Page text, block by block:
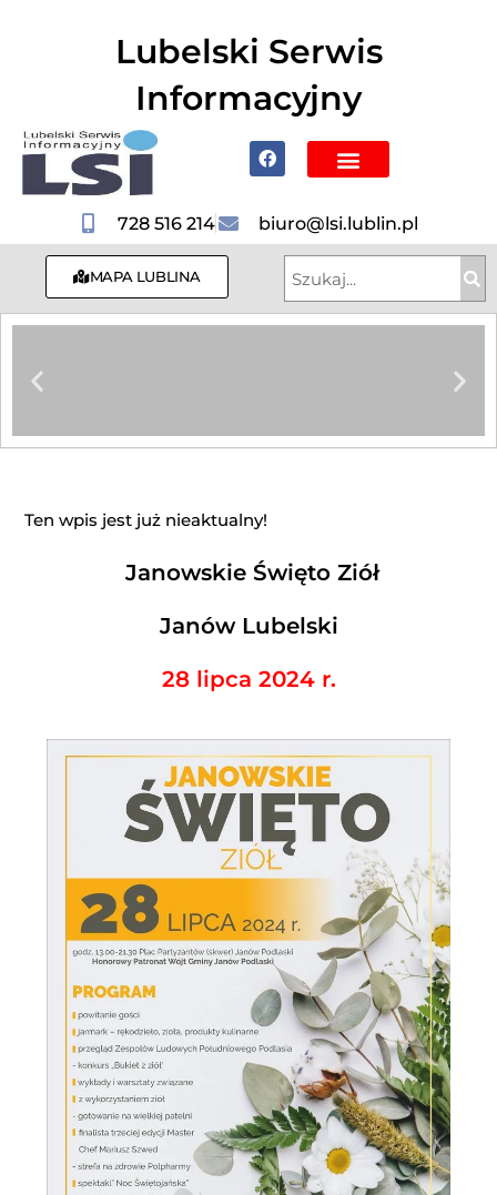
Lubelski Serwis
Informacyjny
728 516 214 biuro@lsi.lublin.pl
MAPA LUBLINA
Ten wpis jest już nieaktualny!
Janowskie Święto Ziół
Janów Lubelski
28 lipca 2024 r.